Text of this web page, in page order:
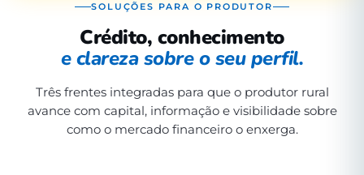
SOLUÇÕES PARA O PRODUTOR
Crédito, conhecimento
e clareza sobre o seu perfil.
Três frentes integradas para que o produtor rural
avance com capital, informação e visibilidade sobre
como o mercado financeiro o enxerga.